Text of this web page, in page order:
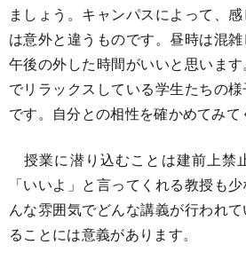
ましょう。キャンパスによって、
は意外と違うものです。昼時は混
午後の外した時間がいいと思いま
でリラックスしている学生たちの様
です。自分との相性を確かめてみて
授業に潜り込むことは建前上禁
「いいよ」と言ってくれる教授も
んな雰囲気でどんな講義が行われ
ることには意義があります。